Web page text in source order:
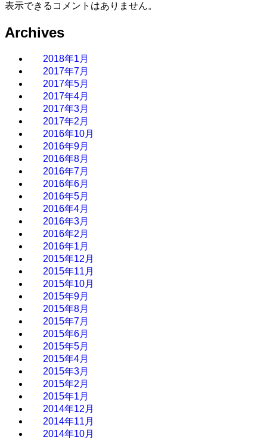
表示できるコメントはありません。
Archives
2018年1月
2017年7月
2017年5月
2017年4月
2017年3月
2017年2月
2016年10月
2016年9月
2016年8月
2016年7月
2016年6月
2016年5月
2016年4月
2016年3月
2016年2月
2016年1月
2015年12月
2015年11月
2015年10月
2015年9月
2015年8月
2015年7月
2015年6月
2015年5月
2015年4月
2015年3月
2015年2月
2015年1月
2014年12月
2014年11月
2014年10月